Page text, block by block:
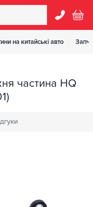
на китайські авто
частина HQ